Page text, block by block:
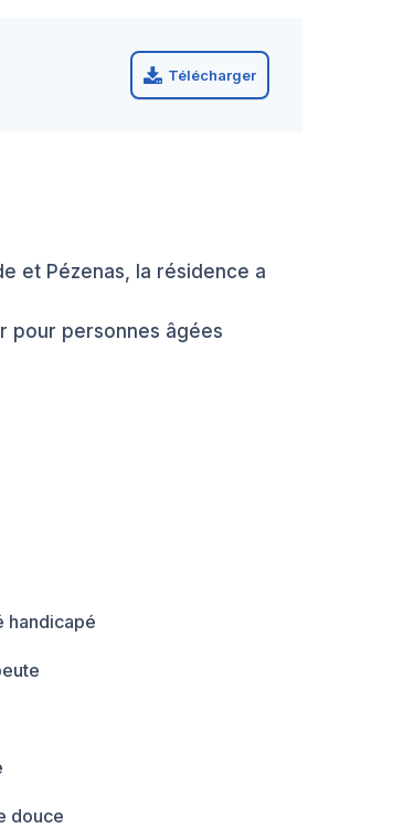
Télécharger
et Pézenas, la résidence a
pour personnes âgées
handicapé
douce